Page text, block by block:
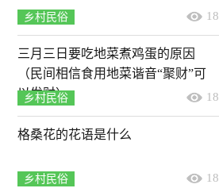
乡村民俗 18
三月三日要吃地菜煮鸡蛋的原因
（民间相信食用地菜谐音“聚财”可
以发财）
乡村民俗 18
格桑花的花语是什么
乡村民俗 18